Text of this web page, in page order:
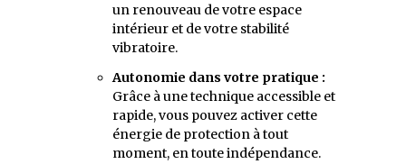
un renouveau de votre espace
intérieur et de votre stabilité
vibratoire.
Autonomie dans votre pratique :
Grâce à une technique accessible et
rapide, vous pouvez activer cette
énergie de protection à tout
moment, en toute indépendance.